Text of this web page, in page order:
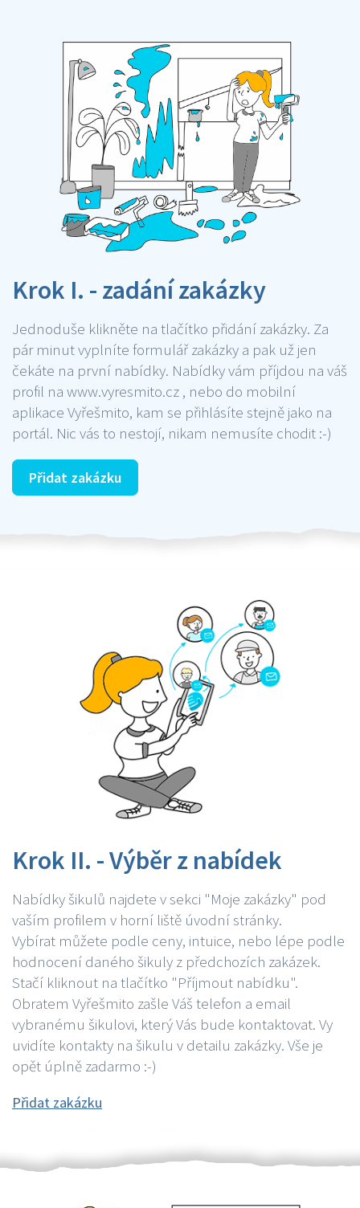
Krok I. - zadání zakázky
Jednoduše klikněte na tlačítko přidání zakázky. Za
pár minut vyplníte formulář zakázky a pak už jen
čekáte na první nabídky. Nabídky vám příjdou na váš
profil na www.vyresmito.cz , nebo do mobilní
aplikace Vyřešmito, kam se přihlásíte stejně jako na
portál. Nic vás to nestojí, nikam nemusíte chodit :-)
Přidat zakázku
Krok II. - Výběr z nabídek
Nabídky šikulů najdete v sekci "Moje zakázky" pod
vaším profilem v horní liště úvodní stránky.
Vybírat můžete podle ceny, intuice, nebo lépe podle
hodnocení daného šikuly z předchozích zakázek.
Stačí kliknout na tlačítko "Příjmout nabídku".
Obratem Vyřešmito zašle Váš telefon a email
vybranému šikulovi, který Vás bude kontaktovat. Vy
uvidíte kontakty na šikulu v detailu zakázky. Vše je
opět úplně zadarmo :-)
Přidat zakázku